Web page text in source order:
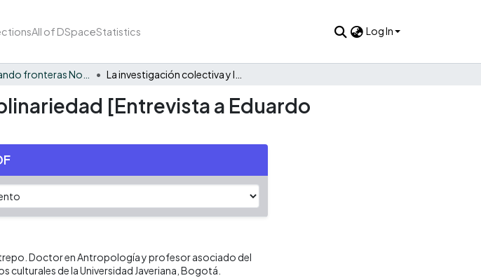
All of DSpaceStatistics Log In
[Entrevista a Eduardo
Doctor en Antropología y profesor asociado del
culturales de la Universidad Javeriana, Bogotá.